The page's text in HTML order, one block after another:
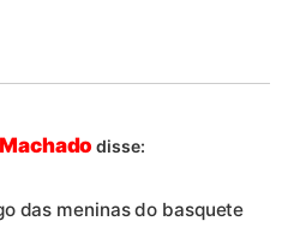
disse:
das meninas do basquete